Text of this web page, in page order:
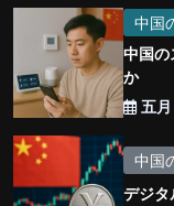
中国
中国の
か
五月
中国
デジタ